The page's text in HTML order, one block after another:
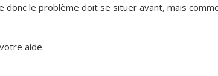
donc le problème doit se situer avant, mais
aide.